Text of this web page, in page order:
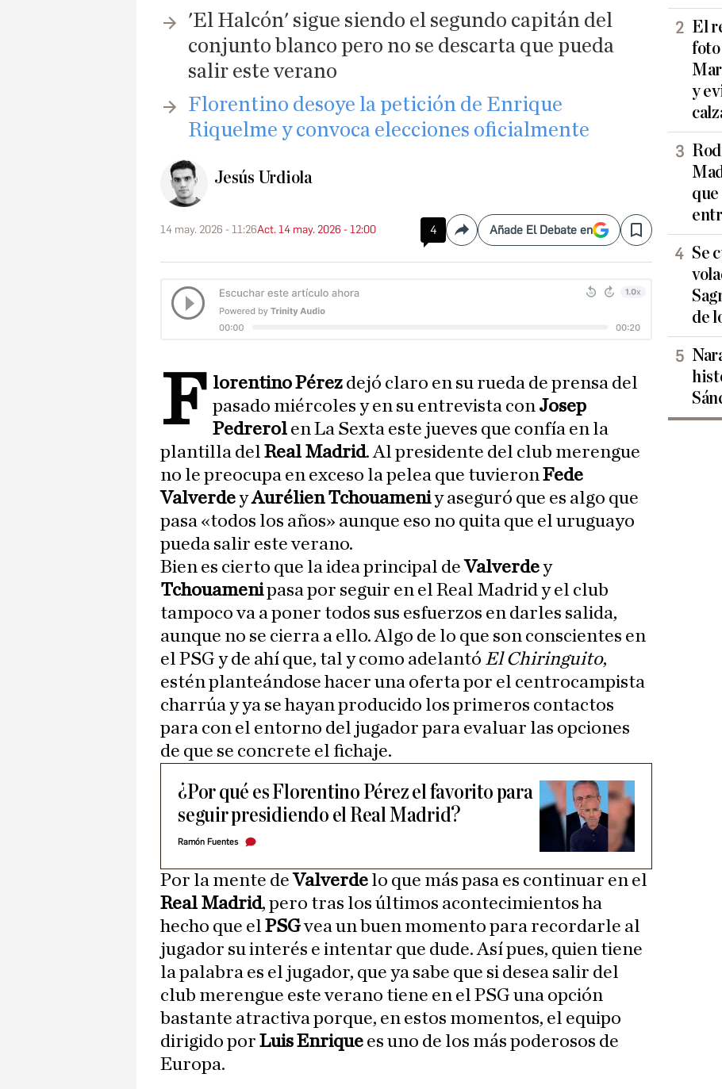
'El Halcón' sigue siendo el segundo capitán del
conjunto blanco pero no se descarta que pueda
salir este verano
Florentino desoye la petición de Enrique
Riquelme y convoca elecciones oficialmente
Jesús Urdiola
14 may. 2026 - 11:26Act. 14 may. 2026 - 12:00 4 CompartirAñade El Debate en Save
F lorentino Pérez dejó claro en su rueda de prensa del
pasado miércoles y en su entrevista con Josep
Pedrerol en La Sexta este jueves que confía en la
plantilla del Real Madrid. Al presidente del club merengue
no le preocupa en exceso la pelea que tuvieronFede
ValverdeyAurélien Tchouameniy aseguró que es algo que
pasa «todos los años» aunque eso no quita que el uruguayo
pueda salir este verano.
Bien es cierto que la idea principal deValverdey
Tchouamenipasa por seguir en el Real Madrid y el club
tampoco va a poner todos sus esfuerzos en darles salida,
aunque no se cierra a ello. Algo de lo que son conscientes en
el PSG y de ahí que, tal y como adelantó El Chiringuito,
estén planteándose hacer una oferta por el centrocampista
charrúa y ya se hayan producido los primeros contactos
para con el entorno del jugador para evaluar las opciones
de que se concrete el fichaje.
¿Por qué es Florentino Pérez el favorito para
seguir presidiendo el Real Madrid?
Ramón Fuentes
Por la mente deValverde lo que más pasa es continuar en el
Real Madrid, pero tras los últimos acontecimientos ha
hecho que el PSGvea un buen momento para recordarle al
jugador su interés e intentar que dude. Así pues, quien tiene
la palabra es el jugador, que ya sabe que si desea salir del
club merengue este verano tiene en el PSG una opción
bastante atractiva porque, en estos momentos, el equipo
dirigido por Luis Enrique es uno de los más poderosos de
Europa.
El
foto
y
Se
de